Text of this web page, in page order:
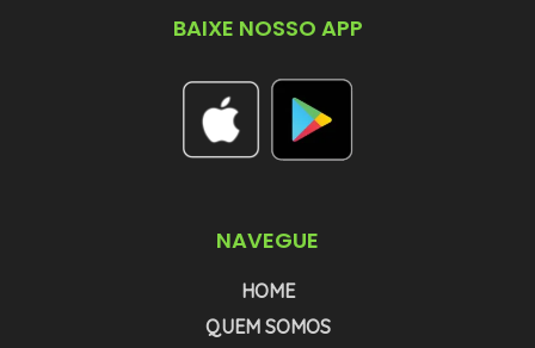
BAIXE NOSSO APP
NAVEGUE
HOME
QUEM SOMOS